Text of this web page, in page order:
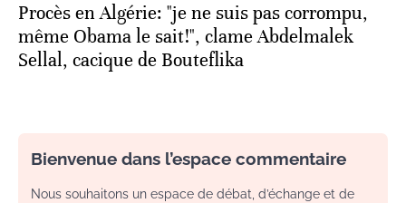
Procès en Algérie: "je ne suis pas corrompu,
même Obama le sait!", clame Abdelmalek
Sellal, cacique de Bouteflika
Bienvenue dans l’espace commentaire
Nous souhaitons un espace de débat, d’échange et de